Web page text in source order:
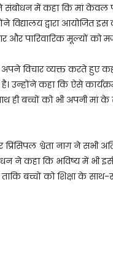
में कहा कि मां केवल
विद्यालय द्वारा आयोजित
और पारिवारिक मूल्यों को
अपने विचार व्यक्त करते
उन्होंने कहा कि ऐसे
ही बच्चों को भी अपनी मां
प्रिंसिपल श्वेता नाग ने सभी
ने कहा कि भविष्य में भी
बच्चों को शिक्षा के साथ-